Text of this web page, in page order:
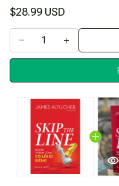
$28.99 USD